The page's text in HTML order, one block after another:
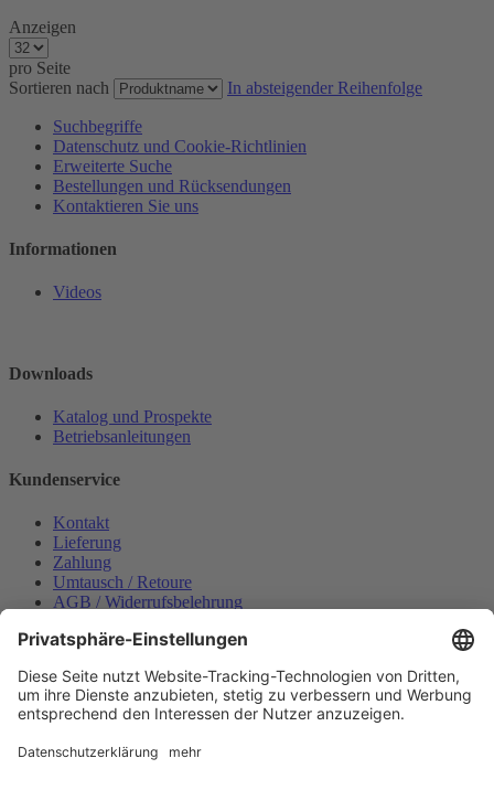
Anzeigen
pro Seite
Sortieren nach
In absteigender Reihenfolge
Suchbegriffe
Datenschutz und Cookie-Richtlinien
Erweiterte Suche
Bestellungen und Rücksendungen
Kontaktieren Sie uns
Informationen
Videos
Downloads
Katalog und Prospekte
Betriebsanleitungen
Kundenservice
Kontakt
Lieferung
Zahlung
Umtausch / Retoure
AGB / Widerrufsbelehrung
Datenschutzerklärung
Bestellung widerrufen
Mein konto